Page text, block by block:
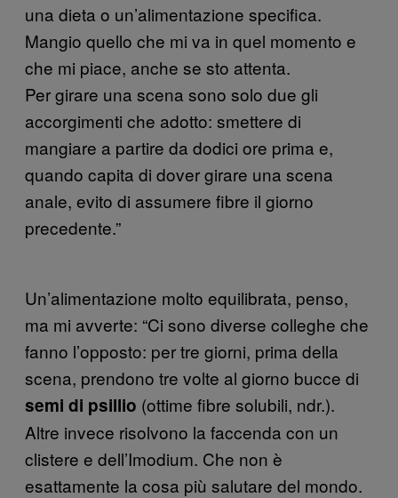
una dieta o un’alimentazione specifica.
Mangio quello che mi va in quel momento e
che mi piace, anche se sto attenta.
Per girare una scena sono solo due gli
accorgimenti che adotto: smettere di
mangiare a partire da dodici ore prima e,
quando capita di dover girare una scena
anale, evito di assumere fibre il giorno
precedente.”
Un’alimentazione molto equilibrata, penso,
ma mi avverte: “Ci sono diverse colleghe che
fanno l’opposto: per tre giorni, prima della
scena, prendono tre volte al giorno bucce di
semi di psillio (ottime fibre solubili, ndr.).
Altre invece risolvono la faccenda con un
clistere e dell’Imodium. Che non è
esattamente la cosa più salutare del mondo.